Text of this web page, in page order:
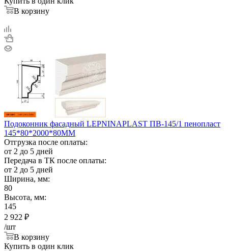
В корзину
Подоконник фасадный LEPNINAPLAST ПВ-145/1 пенопласт
145*80*2000*80ММ
Отгрузка после оплаты:
от 2 до 5 дней
Передача в ТК после оплаты:
от 2 до 5 дней
Ширина, мм:
80
Высота, мм:
145
2 922 ₽
/шт
В корзину
Купить в один клик